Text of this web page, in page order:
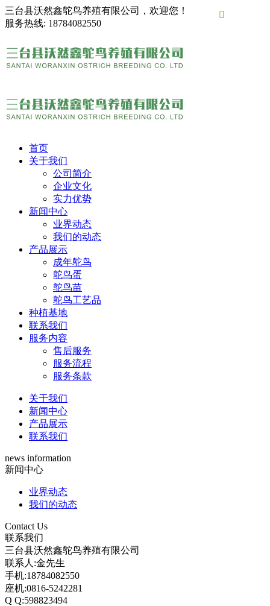
三台县沃然鑫鸵鸟养殖有限公司，欢迎您！
服务热线: 18784082550

首页
关于我们
公司简介
企业文化
实力优势
新闻中心
业界动态
我们的动态
产品展示
成年鸵鸟
鸵鸟蛋
鸵鸟苗
鸵鸟工艺品
种植基地
联系我们
服务内容
售后服务
服务流程
服务条款
关于我们
新闻中心
产品展示
联系我们
news information
新闻中心
业界动态
我们的动态
Contact Us
联系我们
三台县沃然鑫鸵鸟养殖有限公司
联系人:金先生
手机:18784082550
座机:0816-5242281
Q Q:598823494